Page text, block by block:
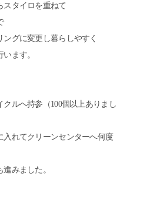
スタイロを重ねて
グに変更し暮らしやすく
ます。
ルへ持参（100個以上ありまし
入れてクリーンセンターへ何度
みました。